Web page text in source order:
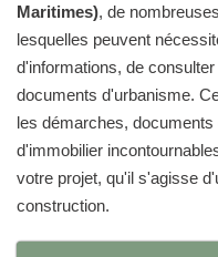
Maritimes), de
lesquelles peuvent
d'informations, de
documents d'urbanisme.
les démarches,
d'immobilier
votre projet, qu'il s'agisse
construction.